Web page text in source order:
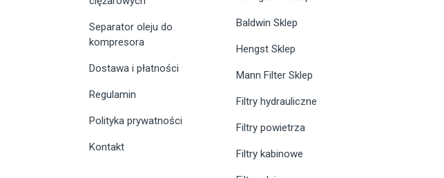
Separator oleju do
kompresora
Dostawa i płatności
Regulamin
Polityka prywatności
Kontakt
Baldwin Sklep
Hengst Sklep
Mann Filter Sklep
Filtry hydrauliczne
Filtry powietrza
Filtry kabinowe